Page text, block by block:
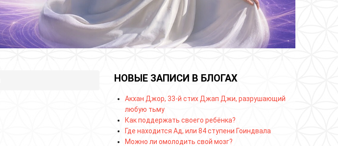
НОВЫЕ ЗАПИСИ В БЛОГАХ
Акхан Джор, 33-й стих Джап Джи, разрушающий
любую тьму
Как поддержать своего ребёнка?
Где находится Ад, или 84 ступени Гоиндвала
Можно ли омолодить свой мозг?